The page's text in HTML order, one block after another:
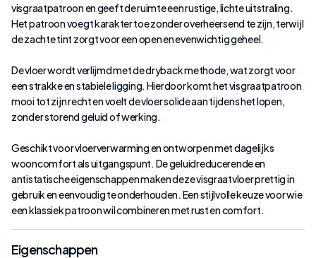
visgraatpatroon en geeft de ruimte een rustige, lichte uitstraling.
Het patroon voegt karakter toe zonder overheersend te zijn, terwijl
de zachte tint zorgt voor een open en evenwichtig geheel.
De vloer wordt verlijmd met de dryback methode, wat zorgt voor
een strakke en stabiele ligging. Hierdoor komt het visgraatpatroon
mooi tot zijn recht en voelt de vloer solide aan tijdens het lopen,
zonder storend geluid of werking.
Geschikt voor vloerverwarming en ontworpen met dagelijks
wooncomfort als uitgangspunt. De geluidreducerende en
antistatische eigenschappen maken deze visgraatvloer prettig in
gebruik en eenvoudig te onderhouden. Een stijlvolle keuze voor wie
een klassiek patroon wil combineren met rust en comfort.
Eigenschappen